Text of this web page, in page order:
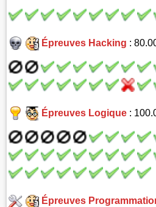
Épreuves Hacking :
Épreuves Logique:
Épreuves